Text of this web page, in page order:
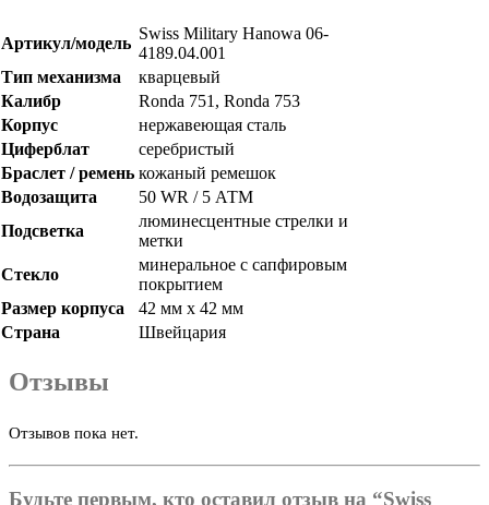
Артикул/модель
Swiss Military Hanowa 06-
4189.04.001
Тип механизма
кварцевый
Калибр
Ronda 751, Ronda 753
Корпус
нержавеющая сталь
Циферблат
серебристый
Браслет / ремень кожаный ремешок
Водозащита
50 WR / 5 АТМ
Подсветка
люминесцентные стрелки и
метки
Стекло
минеральное с сапфировым
покрытием
Размер корпуса
42 мм х 42 мм
Страна
Швейцария
Отзывы
Отзывов пока нет.
Будьте первым, кто оставил отзыв на “Swiss